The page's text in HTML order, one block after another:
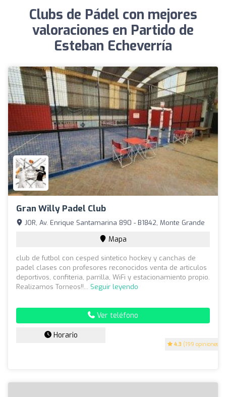
Clubs de Pádel con mejores
valoraciones en Partido de
Esteban Echeverría
Gran Willy Padel Club
4.3 (199 opiniones)
JOR, Av. Enrique Santamarina 890 - B1842, Monte Grande
Mapa
club de futbol con cesped sintetico hockey y canchas de
padel clases con profesores reconocidos venta de articulos
deportivos, confiteria, parrilla, WiFi y estacionamiento propio.
Realizamos Torneos!!... Seguir leyendo
Ver teléfono
Horario